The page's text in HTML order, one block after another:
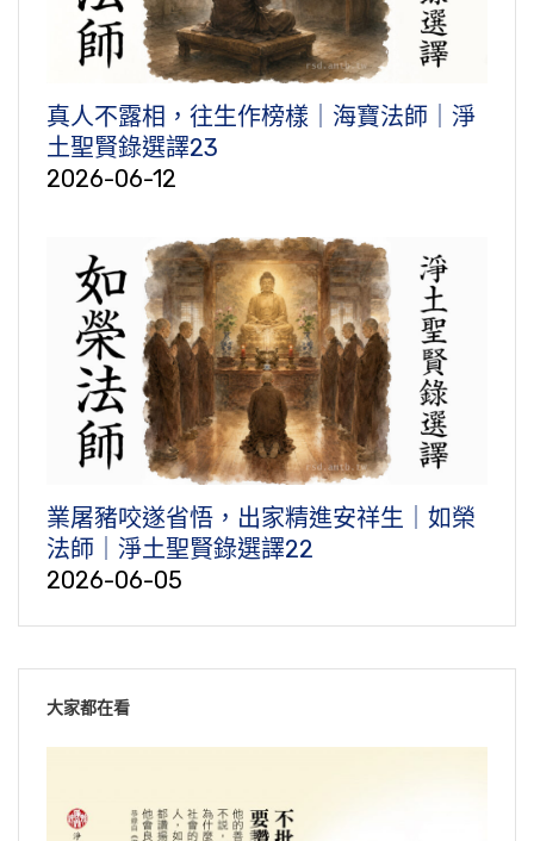
真人不露相，往生作榜樣｜海寶法師｜淨
土聖賢錄選譯23
2026-06-12
業屠豬咬遂省悟，出家精進安祥生｜如榮
法師｜淨土聖賢錄選譯22
2026-06-05
大家都在看